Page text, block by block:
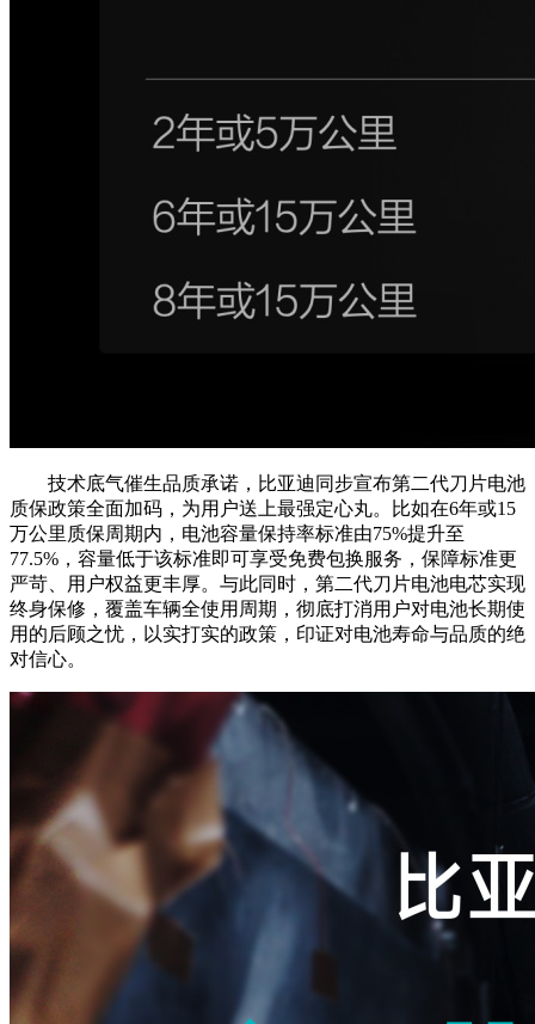
技术底气催生品质承诺，比亚迪同步宣布第二代刀片电池
质保政策全面加码，为用户送上最强定心丸。比如在6年或15
万公里质保周期内，电池容量保持率标准由75%提升至
77.5%，容量低于该标准即可享受免费包换服务，保障标准更
严苛、用户权益更丰厚。与此同时，第二代刀片电池电芯实现
终身保修，覆盖车辆全使用周期，彻底打消用户对电池长期使
用的后顾之忧，以实打实的政策，印证对电池寿命与品质的绝
对信心。